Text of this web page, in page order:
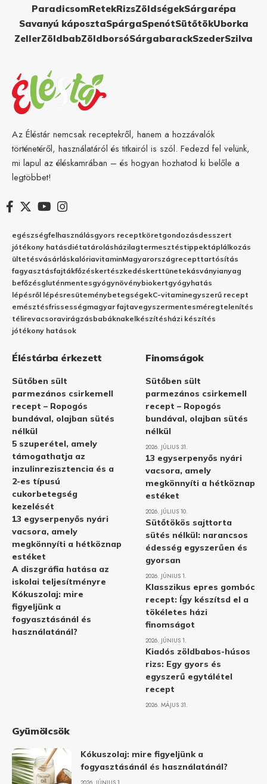
ParadicsomRetekRizsZöldségekSárgarépa
Savanyú káposztaSpárgaSpenótSütőtökUborka
ZellerZöldbabZöldborsóSárgabarackSzederSzilva
Az Éléstár nemcsak receptekről, hanem a hozzávalók
történetéről, használatáról és titkairól is szól. Fedezd fel velünk,
mi lapul az éléskamrában – és hogyan hozhatod ki belőle a
legtöbbet!
egészségfelhasználásgyors receptköretgondozásdesszert
jótékony hatásdiétatárolásházilagtermesztéstippektáplálkozás
ültetésvásárláskalóriavitaminMagyarországrecepttartósítás
fagyasztásfajtákfőzéskertészkedéskerttünetekásványianyag
befőzésgluténmentesgyógynövénybiokertgyógyhatás
lépésről lépésresüteménybetegségekC-vitaminegyszerű recept
emésztésfrissességmagyar fajtavegyszermentesméregtelenítés
télirevacsoravirágzásbabáknakelkészítésházi készítés
jótékony hatások
Éléstárba érkezett
Sütőben sült
parmezános csirkemell
recept – Ropogós
bundával, olajban sütés
nélkül
5 szuperétel, amely
támogathatja az
inzulinrezisztencia és a
2-es típusú
cukorbetegség
kezelését
13 egyserpenyős nyári
vacsora, amely
megkönnyíti a hétköznap
estéket
A diszgráfia hatása az
iskolai teljesítményre
Kókuszolaj: mire
figyeljünk a
fogyasztásánál és
használatánál?
Finomságok
Sütőben sült
parmezános csirkemell
recept – Ropogós
bundával, olajban sütés
nélkül
2026. JÚLIUS 31.
13 egyserpenyős nyári
vacsora, amely
megkönnyíti a hétköznap
estéket
2026. JÚLIUS 10.
Sütőtökös sajttorta
sütés nélkül: narancsos
édesség egyszerűen és
gyorsan
2026. JÚNIUS 1.
Klasszikus epres gombóc
recept: Így készítsd el a
tökéletes házi
finomságot
2026. JÚNIUS 1.
Kiadós zöldbabos-húsos
rizs: Egy gyors és
egyszerű egytálétel
recept
2026. MÁJUS 31.
Gyümölcsök
Kókuszolaj: mire figyeljünk a
fogyasztásánál és használatánál?